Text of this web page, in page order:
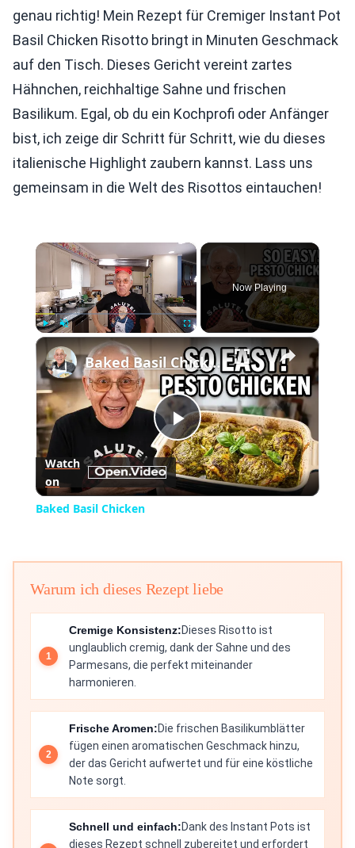
genau richtig! Mein Rezept für Cremiger Instant Pot
Basil Chicken Risotto bringt in Minuten Geschmack
auf den Tisch. Dieses Gericht vereint zartes
Hähnchen, reichhaltige Sahne und frischen
Basilikum. Egal, ob du ein Kochprofi oder Anfänger
bist, ich zeige dir Schritt für Schritt, wie du dieses
italienische Highlight zaubern kannst. Lass uns
gemeinsam in die Welt des Risottos eintauchen!
×
Now Playing
×
Play
Video
Baked Basil Chicken
Watch
on
Baked Basil Chicken
Warum ich dieses Rezept liebe
Cremige Konsistenz:Dieses Risotto ist
unglaublich cremig, dank der Sahne und des
Parmesans, die perfekt miteinander
harmonieren.
Frische Aromen:Die frischen Basilikumblätter
fügen einen aromatischen Geschmack hinzu,
der das Gericht aufwertet und für eine köstliche
Note sorgt.
Schnell und einfach:Dank des Instant Pots ist
dieses Rezept schnell zubereitet und erfordert